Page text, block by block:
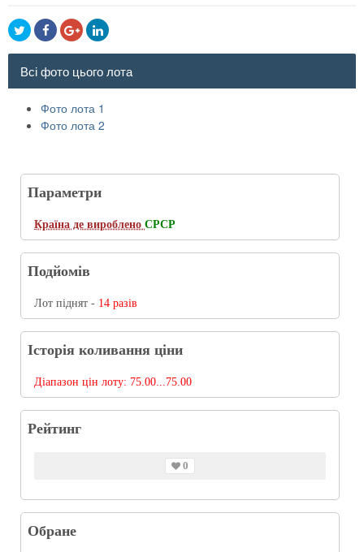
Всі фото цього лота
Фото лота 1
Фото лота 2
Параметри
Країна де вироблено СРСР
Подйомів
Лот піднят - 14 разів
Історія коливання ціни
Діапазон цін лоту: 75.00...75.00
Рейтинг
0
Обране